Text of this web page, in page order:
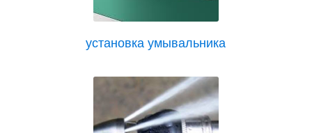
установка умывальника